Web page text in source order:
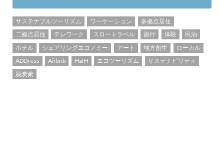
サステナブルツーリズム ワーケーション
多拠点居住
二拠点居住
テレワーク スロートラベル 旅行 体験
民泊
ホテル
シェアリングエコノミー アート 地方創生
ローカル
ADDress
Airbnb HafH エコツーリズム
サステナビリティ
脱炭素